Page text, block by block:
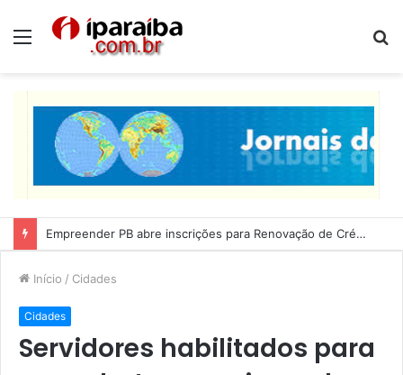
Menu
Lucas Ribeiro inspeciona obras da última etapa do Centro de Convenções
Início / Cidades
Cidades
Servidores habilitados para